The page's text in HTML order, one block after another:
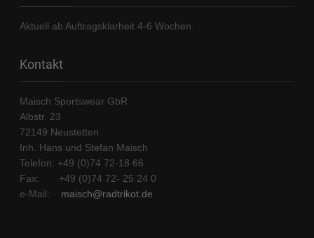
Aktuell ab Auftragsklarheit 4-6 Wochen.
Kontakt
Maisch Sportswear GbR
Albstr. 23
72149 Neustetten
Inh. Hans und Stefan Maisch
Telefon: +49 (0)74 72-18 66
Fax: +49 (0)74 72- 25 24 0
e-Mail: maisch@radtrikot.de